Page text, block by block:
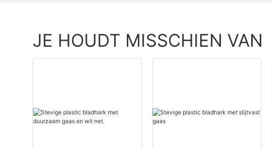
JE HOUDT MISSCHIEN VAN